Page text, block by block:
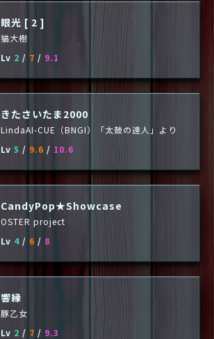
眼光 [ 2 ]
猫大樹
Lv 2 / 7 / 9.1
きたさいたま2000
LindaAI-CUE（BNGI）「太鼓の達人」より
Lv 5 / 9.6 / 10.6
CandyPop★Showcase
OSTER project
Lv 4 / 6 / 8
響縁
豚乙女
Lv 2 / 7 / 9.3